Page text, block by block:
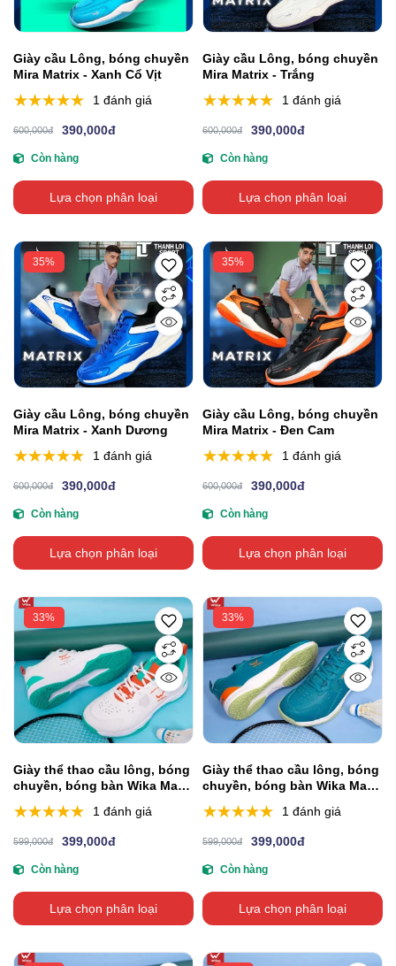
Giày cầu Lông, bóng chuyền
Mira Matrix - Xanh Cổ Vịt
1 đánh giá
600,000đ 390,000đ
Còn hàng
Lựa chọn phân loại
Giày cầu Lông, bóng chuyền
Mira Matrix - Trắng
1 đánh giá
600,000đ 390,000đ
Còn hàng
Lựa chọn phân loại
35%
Giày cầu Lông, bóng chuyền
Mira Matrix - Xanh Dương
1 đánh giá
600,000đ 390,000đ
Còn hàng
Lựa chọn phân loại
35%
Giày cầu Lông, bóng chuyền
Mira Matrix - Đen Cam
1 đánh giá
600,000đ 390,000đ
Còn hàng
Lựa chọn phân loại
33%
Giày thể thao cầu lông, bóng
chuyền, bóng bàn Wika Maru
1 đánh giá
599,000đ 399,000đ
Còn hàng
Lựa chọn phân loại
33%
Giày thể thao cầu lông, bóng
chuyền, bóng bàn Wika Maru
1 đánh giá
599,000đ 399,000đ
Còn hàng
Lựa chọn phân loại